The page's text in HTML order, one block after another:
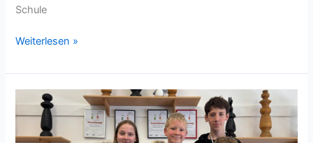
Schule
Einsteigercup
in
Steinfurt
–
Turnier
Weiterlesen »